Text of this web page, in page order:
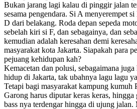
Bukan jarang lagi kalau di pinggir jalan
sesama pengendara. Si A menyerempet
D dari belakang. Roda depan sepeda
sebelah kiri si F, dan sebagainya, dan
kemudian adalah keresahan demi
masyarakat kota Jakarta. Siapakah para
pejuang kehidupan kah?
Kemacetan dan polusi, sebagaimana
hidup di Jakarta, tak ubahnya lagu lagu
Tetapi bagi masyarakat kampung
Garong harus diputar keras keras, hingga
bass nya terdengar hingga di ujung